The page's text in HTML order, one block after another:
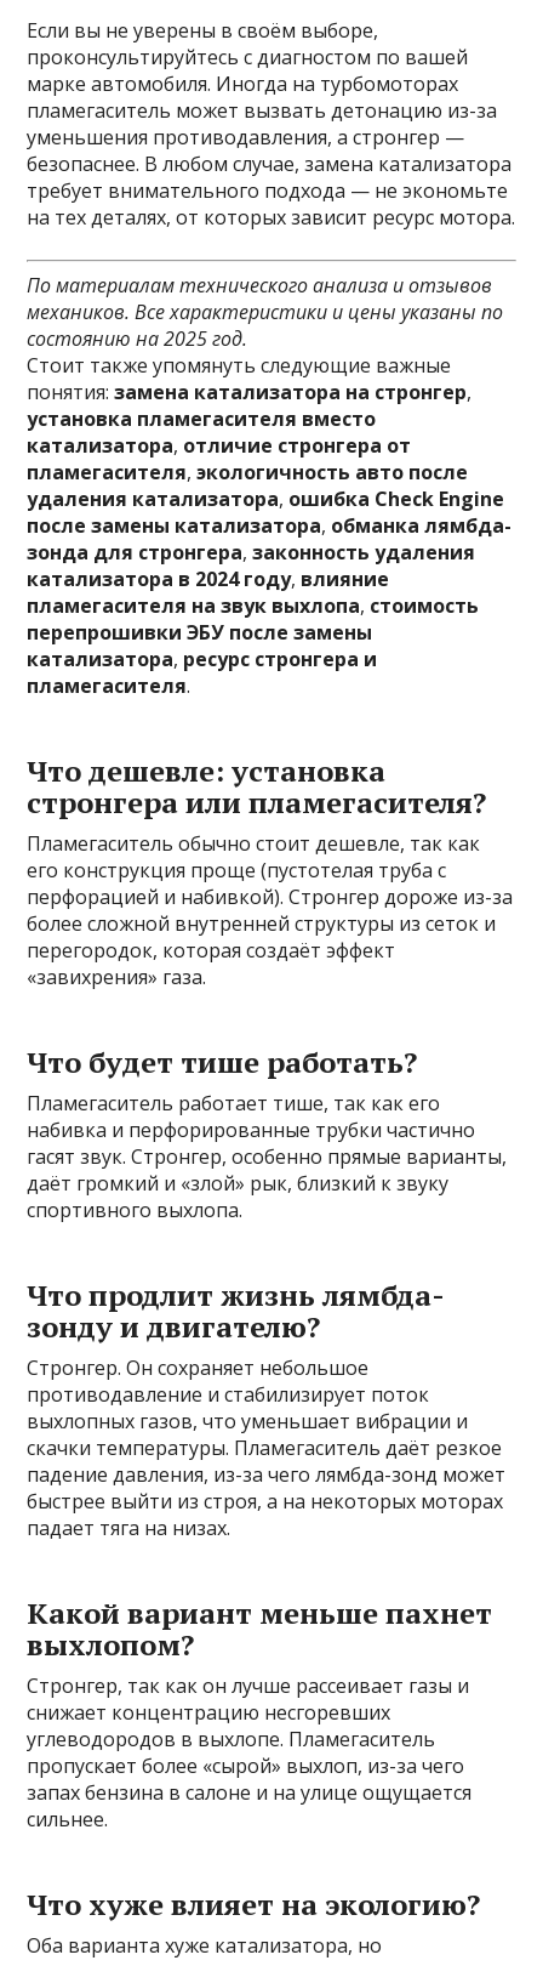
Если вы не уверены в своём выборе,
проконсультируйтесь с диагностом по вашей
марке автомобиля. Иногда на турбомоторах
пламегаситель может вызвать детонацию из-за
уменьшения противодавления, а стронгер —
безопаснее. В любом случае, замена катализатора
требует внимательного подхода — не экономьте
на тех деталях, от которых зависит ресурс мотора.
По материалам технического анализа и отзывов
механиков. Все характеристики и цены указаны по
состоянию на 2025 год.
Стоит также упомянуть следующие важные
понятия:замена катализатора на стронгер,
установка пламегасителя вместо
катализатора, отличие стронгера от
пламегасителя,экологичность авто после
удаления катализатора, ошибка Check Engine
после замены катализатора, обманка лямбда-
зонда для стронгера,законность удаления
катализатора в 2024 году, влияние
пламегасителя на звук выхлопа, стоимость
перепрошивки ЭБУ после замены
катализатора, ресурс стронгера и
пламегасителя.
Что дешевле: установка
стронгера или пламегасителя?
Пламегаситель обычно стоит дешевле, так как
его конструкция проще (пустотелая труба с
перфорацией и набивкой). Стронгер дороже из-за
более сложной внутренней структуры из сеток и
перегородок, которая создаёт эффект
«завихрения» газа.
Что будет тише работать?
Пламегаситель работает тише, так как его
набивка и перфорированные трубки частично
гасят звук. Стронгер, особенно прямые варианты,
даёт громкий и «злой» рык, близкий к звуку
спортивного выхлопа.
Что продлит жизнь лямбда-
зонду и двигателю?
Стронгер. Он сохраняет небольшое
противодавление и стабилизирует поток
выхлопных газов, что уменьшает вибрации и
скачки температуры. Пламегаситель даёт резкое
падение давления, из-за чего лямбда-зонд может
быстрее выйти из строя, а на некоторых моторах
падает тяга на низах.
Какой вариант меньше пахнет
выхлопом?
Стронгер, так как он лучше рассеивает газы и
снижает концентрацию несгоревших
углеводородов в выхлопе. Пламегаситель
пропускает более «сырой» выхлоп, из-за чего
запах бензина в салоне и на улице ощущается
сильнее.
Что хуже влияет на экологию?
Оба варианта хуже катализатора, но